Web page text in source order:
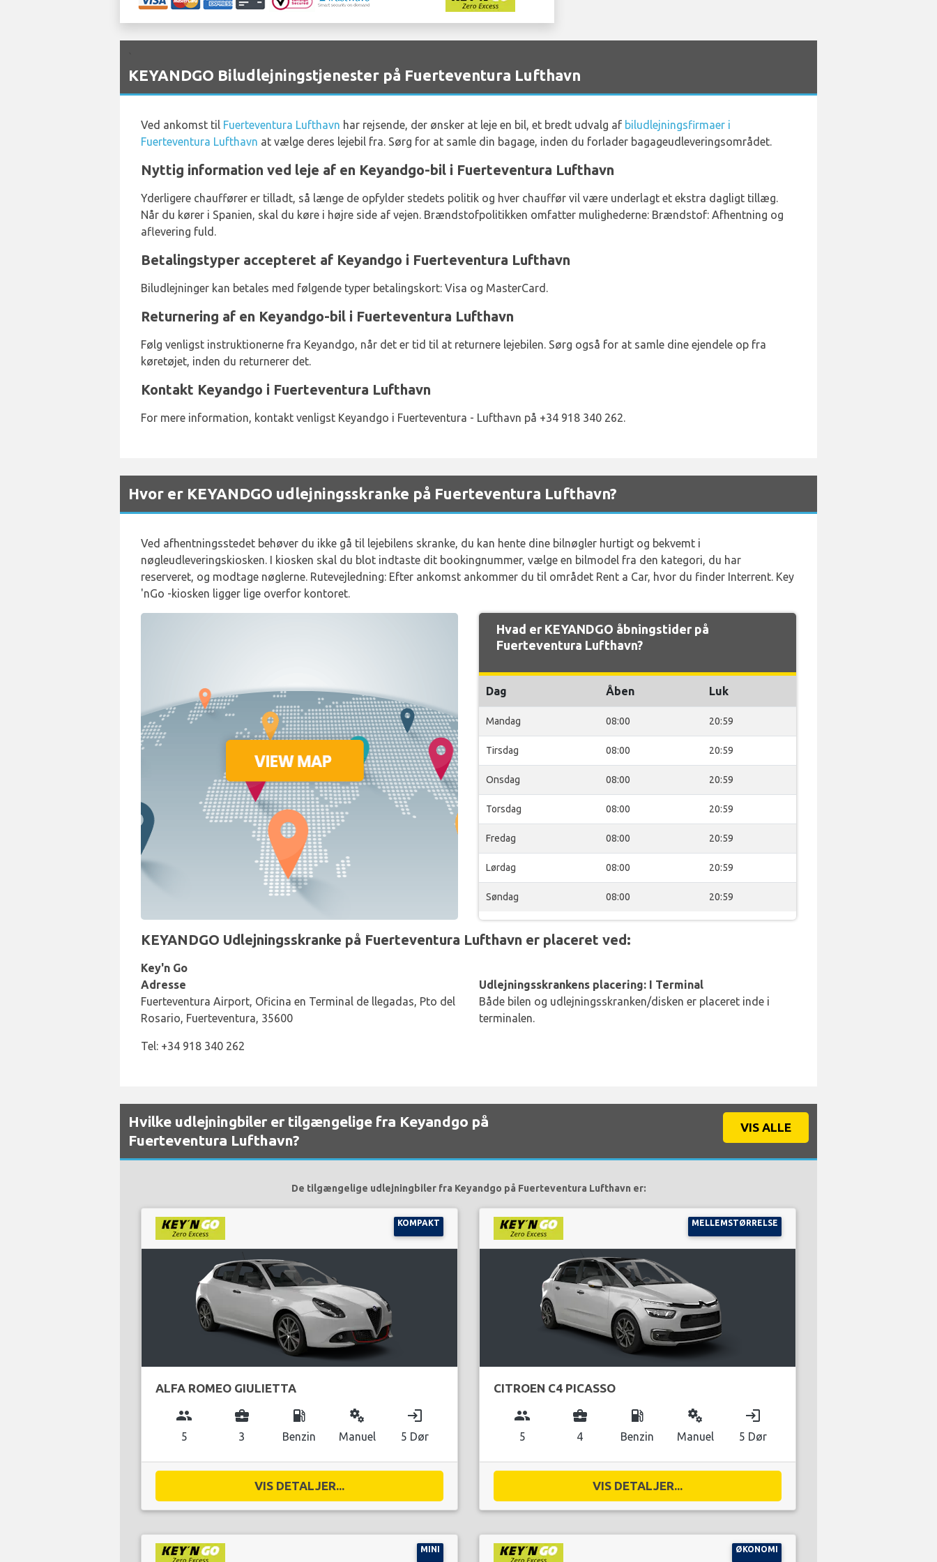
KEYANDGO Biludlejningstjenester på Fuerteventura Lufthavn
Ved ankomst til Fuerteventura Lufthavn har rejsende, der ønsker at leje en bil, et bredt udvalg af biludlejningsfirmaer i
Fuerteventura Lufthavn at vælge deres lejebil fra. Sørg for at samle din bagage, inden du forlader bagageudleveringsområdet.
Nyttig information ved leje af en Keyandgo-bil i Fuerteventura Lufthavn
Yderligere chauffører er tilladt, så længe de opfylder stedets politik og hver chauffør vil være underlagt et ekstra dagligt tillæg.
Når du kører i Spanien, skal du køre i højre side af vejen. Brændstofpolitikken omfatter mulighederne: Brændstof: Afhentning og
aflevering fuld.
Betalingstyper accepteret af Keyandgo i Fuerteventura Lufthavn
Biludlejninger kan betales med følgende typer betalingskort: Visa og MasterCard.
Returnering af en Keyandgo-bil i Fuerteventura Lufthavn
Følg venligst instruktionerne fra Keyandgo, når det er tid til at returnere lejebilen. Sørg også for at samle dine ejendele op fra
køretøjet, inden du returnerer det.
Kontakt Keyandgo i Fuerteventura Lufthavn
For mere information, kontakt venligst Keyandgo i Fuerteventura - Lufthavn på +34 918 340 262.
Hvor er KEYANDGO udlejningsskranke på Fuerteventura Lufthavn?
Ved afhentningsstedet behøver du ikke gå til lejebilens skranke, du kan hente dine bilnøgler hurtigt og bekvemt i
nøgleudleveringskiosken. I kiosken skal du blot indtaste dit bookingnummer, vælge en bilmodel fra den kategori, du har
reserveret, og modtage nøglerne. Rutevejledning: Efter ankomst ankommer du til området Rent a Car, hvor du finder Interrent. Key
'nGo -kiosken ligger lige overfor kontoret.
Hvad er KEYANDGO åbningstider på
Fuerteventura Lufthavn?
Dag Åben Luk
Mandag 08:00 20:59
Tirsdag 08:00 20:59
Onsdag 08:00 20:59
Torsdag 08:00 20:59
Fredag 08:00 20:59
Lørdag 08:00 20:59
Søndag 08:00 20:59
KEYANDGO Udlejningsskranke på Fuerteventura Lufthavn er placeret ved:
Key'n Go
Adresse
Fuerteventura Airport, Oficina en Terminal de llegadas, Pto del
Rosario, Fuerteventura, 35600
Tel: +34 918 340 262
Udlejningsskrankens placering: I Terminal
Både bilen og udlejningsskranken/disken er placeret inde i
terminalen.
Hvilke udlejningbiler er tilgængelige fra Keyandgo på
Fuerteventura Lufthavn?
VIS ALLE
De tilgængelige udlejningbiler fra Keyandgo på Fuerteventura Lufthavn er:
KOMPAKT
ALFA ROMEO GIULIETTA
group
5
business_center
3
local_gas_station
Benzin
miscellaneous_services
Manuel
login
5 Dør
VIS DETALJER...
MELLEMSTØRRELSE
CITROEN C4 PICASSO
group
5
business_center
4
local_gas_station
Benzin
miscellaneous_services
Manuel
login
5 Dør
VIS DETALJER...
MINI ØKONOMI